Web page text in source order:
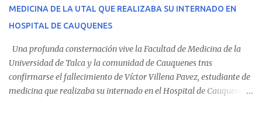
MEDICINA DE LA UTAL QUE REALIZABA SU INTERNADO EN
HOSPITAL DE CAUQUENES
Una profunda consternación vive la Facultad de Medicina de la
Universidad de Talca y la comunidad de Cauquenes tras
confirmarse el fallecimiento de Víctor Villena Pavez, estudiante de
medicina que realizaba su internado en el Hospital de Cauquenes.